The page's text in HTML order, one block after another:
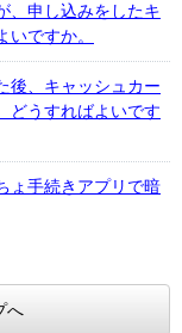
、申し込みをしたキ
ですか。
後、キャッシュカー
どうすればよいです
ょ手続きアプリで暗
へ